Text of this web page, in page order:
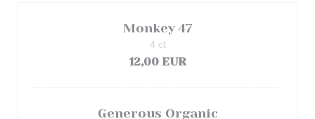
Monkey 47
12,00 EUR
4 cl
Generous Organic